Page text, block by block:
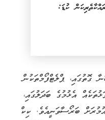
ކުޑަ:
ގޮތުގައި، ޕްލެޓްފޯމްތަކުން
އެޅުމުގެ ބަދަލުގައި،
ބަރޯސާވަނީއެވެ. ކިކް